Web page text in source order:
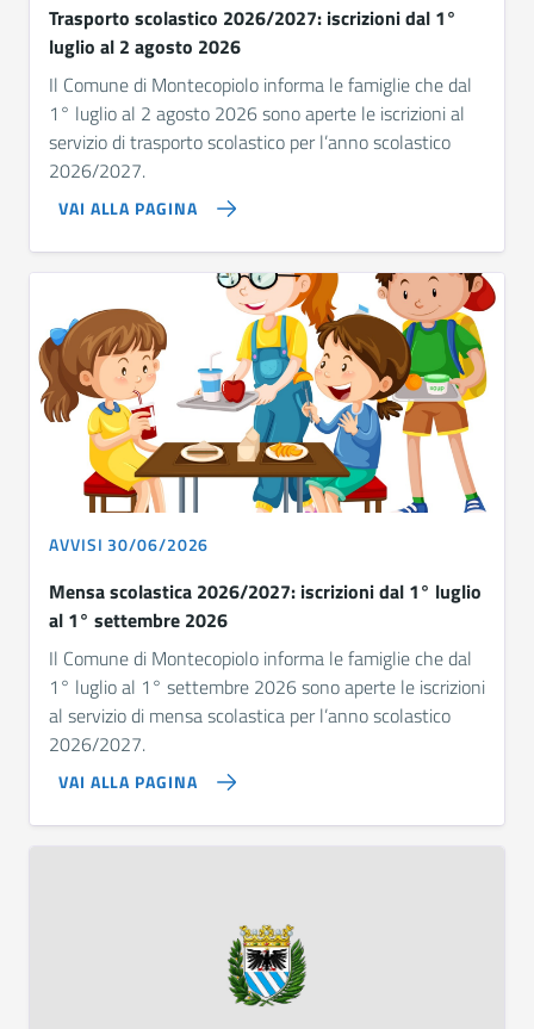
Trasporto scolastico 2026/2027: iscrizioni dal 1°
luglio al 2 agosto 2026
Il Comune di Montecopiolo informa le famiglie che dal
1° luglio al 2 agosto 2026 sono aperte le iscrizioni al
servizio di trasporto scolastico per l’anno scolastico
2026/2027.
VAI ALLA PAGINA
AVVISI 30/06/2026
Mensa scolastica 2026/2027: iscrizioni dal 1° luglio
al 1° settembre 2026
Il Comune di Montecopiolo informa le famiglie che dal
1° luglio al 1° settembre 2026 sono aperte le iscrizioni
al servizio di mensa scolastica per l’anno scolastico
2026/2027.
VAI ALLA PAGINA